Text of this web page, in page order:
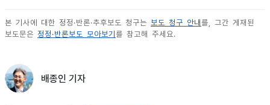
본 기사에 대한 정정·반론·추후보도 청구는 보도 청구 안내 를, 그간 게재된
보도문은 정정·반론보도 모아보기 를 참고해 주세요.
배종인 기자